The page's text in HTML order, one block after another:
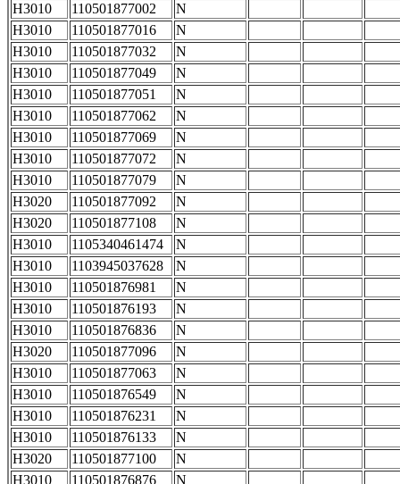
H3010
110501877002
N
H3010
110501877016
N
H3010
110501877032
N
H3010
110501877049
N
H3010
110501877051
N
H3010
110501877062
N
H3010
110501877069
N
H3010
110501877072
N
H3010
110501877079
N
H3020
110501877092
N
H3020
110501877108
N
H3010
1105340461474
N
H3010
1103945037628
N
H3010
110501876981
N
H3010
110501876193
N
H3010
110501876836
N
H3020
110501877096
N
H3010
110501877063
N
H3010
110501876549
N
H3010
110501876231
N
H3010
110501876133
N
H3020
110501877100
N
H3010
110501876876 N